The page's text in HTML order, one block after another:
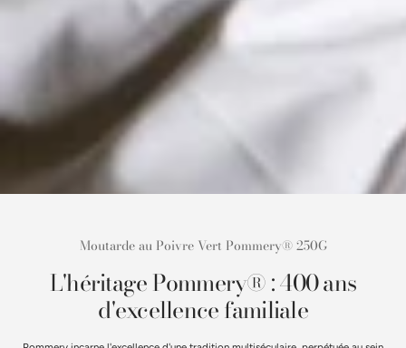
Moutarde au Poivre Vert Pommery® 250G
L'héritage Pommery® : 400 ans
d'excellence familiale